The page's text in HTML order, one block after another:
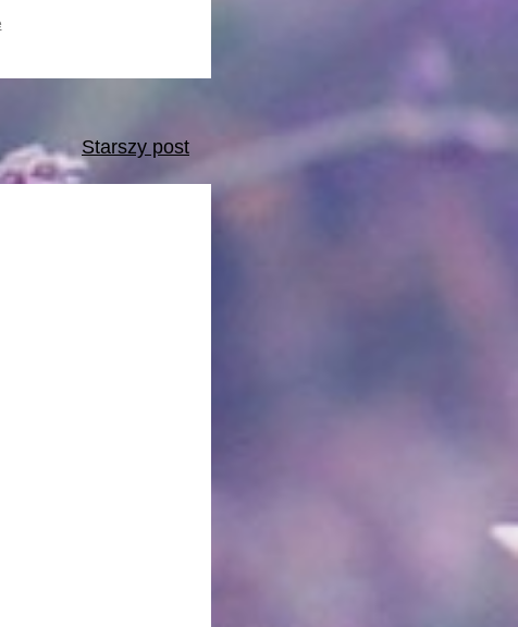
Starszy post